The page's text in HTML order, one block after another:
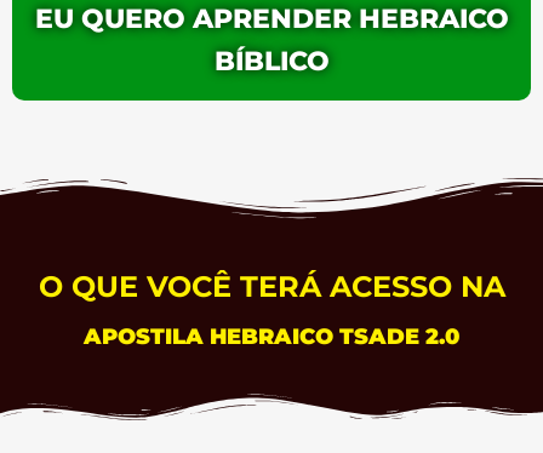
EU QUERO APRENDER HEBRAICO
BÍBLICO
O QUE VOCÊ TERÁ ACESSO NA
APOSTILA HEBRAICO TSADE 2.0